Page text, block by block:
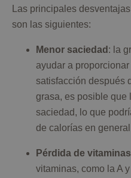
Las principales
son las siguientes:
Menor saciedad : la
ayudar a
satisfacción después
grasa, es posible que
saciedad, lo que
de calorías en
Pérdida de
vitaminas, como la A